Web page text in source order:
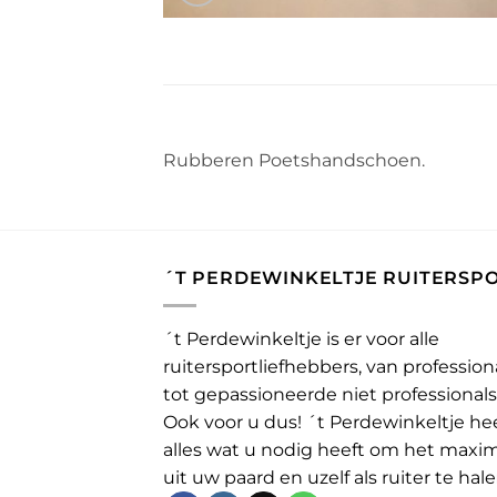
Rubberen Poetshandschoen.
´T PERDEWINKELTJE
´t Perdewinkeltje is er voor alle
ruitersportliefhebbers, van
tot gepassioneerde niet
Ook voor u dus! ´t Perdewinkeltje
alles wat u nodig heeft om het
uit uw paard en uzelf als ruiter te